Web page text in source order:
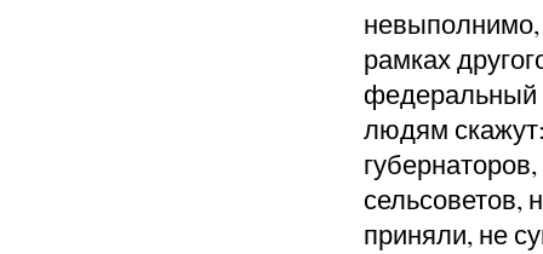
невыполнимо,
рамках
федеральный
людям
сельсоветов,
приняли, не